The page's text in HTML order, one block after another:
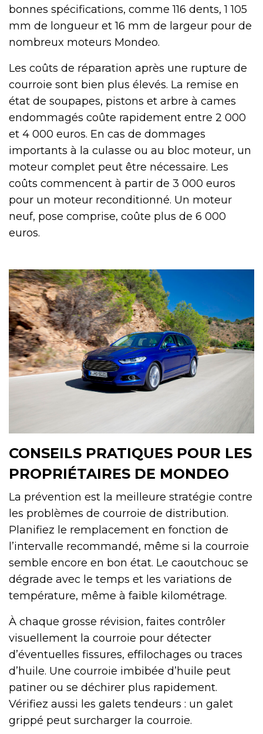
bonnes spécifications, comme 116 dents, 1 105
mm de longueur et 16 mm de largeur pour de
nombreux moteurs Mondeo.
Les coûts de réparation après une rupture de
courroie sont bien plus élevés. La remise en
état de soupapes, pistons et arbre à cames
endommagés coûte rapidement entre 2 000
et 4 000 euros. En cas de dommages
importants à la culasse ou au bloc moteur, un
moteur complet peut être nécessaire. Les
coûts commencent à partir de 3 000 euros
pour un moteur reconditionné. Un moteur
neuf, pose comprise, coûte plus de 6 000
euros.
CONSEILS PRATIQUES POUR LES
PROPRIÉTAIRES DE MONDEO
La prévention est la meilleure stratégie contre
les problèmes de courroie de distribution.
Planifiez le remplacement en fonction de
l’intervalle recommandé, même si la courroie
semble encore en bon état. Le caoutchouc se
dégrade avec le temps et les variations de
température, même à faible kilométrage.
À chaque grosse révision, faites contrôler
visuellement la courroie pour détecter
d’éventuelles fissures, effilochages ou traces
d’huile. Une courroie imbibée d’huile peut
patiner ou se déchirer plus rapidement.
Vérifiez aussi les galets tendeurs : un galet
grippé peut surcharger la courroie.